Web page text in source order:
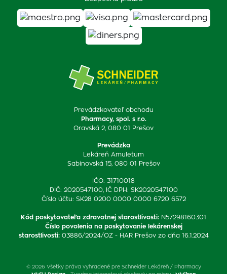
Prevádzkovateľ obchodu
Pharmacy, spol. s r.o.
Oravská 2, 080 01 Prešov
Prevádzka
Lekáreň Amuletum
Sabinovská 15, 080 01 Prešov
IČO: 31710018
DIČ: 2020547100, IČ DPH: SK2020547100
Číslo účtu: SK28 0200 0000 0000 6720 6572
Kód poskytovateľa zdravotnej starostlivosti: N57298160301
Číslo povolenia na poskytovanie lekárenskej
starostlivosti: 03886/2024/OZ - HAR Prešov zo dňa 16.1.2024
© 2026 Všetky práva vyhradené pre Schneider Lekáreň / Pharmacy